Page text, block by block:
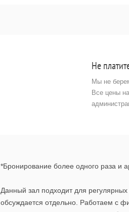
Не
Мы не
Все цены
*Бронирование более одного раза и
Данный зал подходит для
обсуждается отдельно. Работаем с